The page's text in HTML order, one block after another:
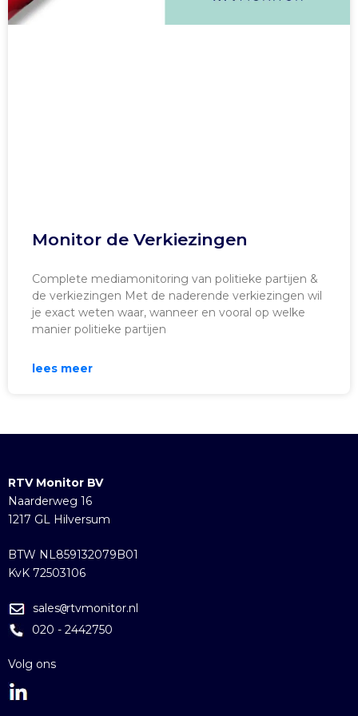
Monitor de Verkiezingen
Complete mediamonitoring van politieke partijen &
de verkiezingen Met de naderende verkiezingen wil
je exact weten waar, wanneer en vooral op welke
manier politieke partijen
lees meer
RTV Monitor BV
Naarderweg 16
1217 GL Hilversum
BTW NL859132079B01
KvK 72503106
sales@rtvmonitor.nl
020 - 2442750
Volg ons